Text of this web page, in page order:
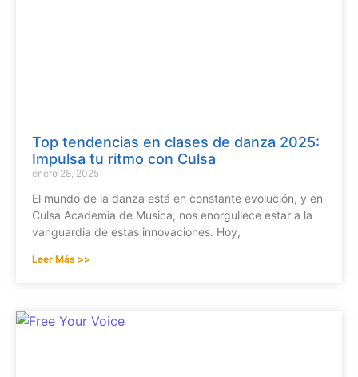
Top tendencias en clases de danza 2025:
Impulsa tu ritmo con Culsa
enero 28, 2025
El mundo de la danza está en constante evolución, y en
Culsa Academia de Música, nos enorgullece estar a la
vanguardia de estas innovaciones. Hoy,
Leer Más >>